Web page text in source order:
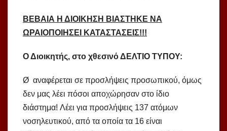
ΒΕΒΑΙΑ Η ΔΙΟΙΚΗΣΗ ΒΙΑΣΤΗΚΕ ΝΑ
ΩΡΑΙΟΠΟΙΗΣΕΙ ΚΑΤΑΣΤΑΣΕΙΣ!!!
Ο Διοικητής, στο χθεσινό ΔΕΛΤΙΟ ΤΥΠΟΥ:
Ø αναφέρεται σε προσλήψεις προσωπικού, όμως
δεν μας λέει πόσοι αποχώρησαν στο ίδιο
διάστημα! Λέει για προσλήψεις 137 ατόμων
νοσηλευτικού, από τα οποία τα 16 είναι